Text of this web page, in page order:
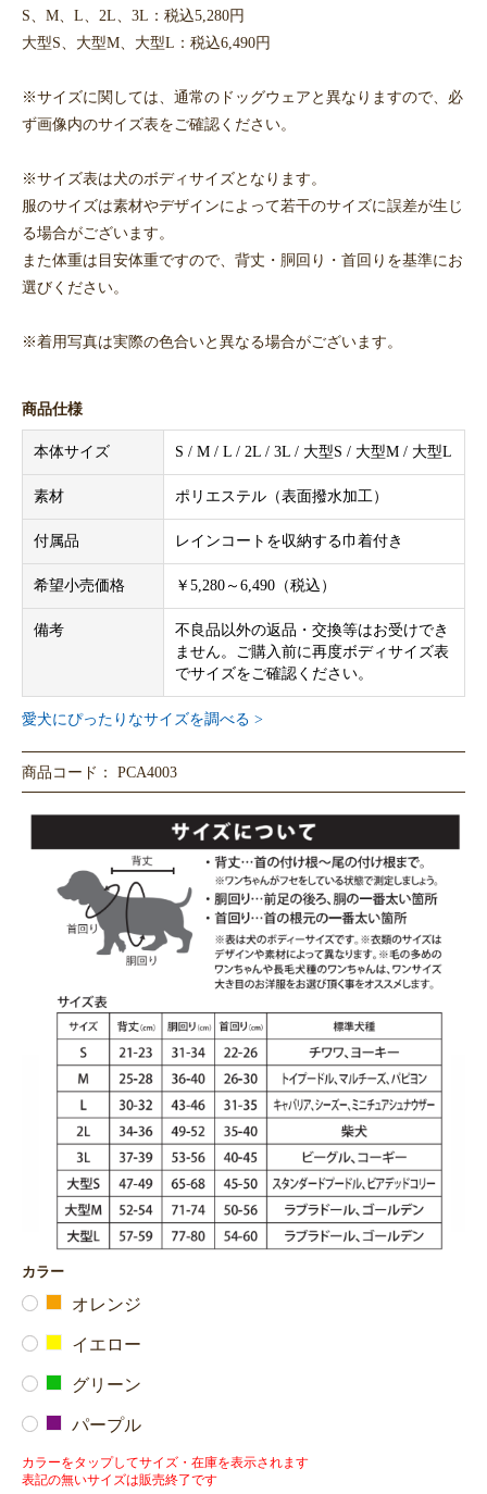
S、M、L、2L、3L：税込5,280円
大型S、大型M、大型L：税込6,490円
※サイズに関しては、通常のドッグウェアと異なりますので、必
ず画像内のサイズ表をご確認ください。
※サイズ表は犬のボディサイズとなります。
服のサイズは素材やデザインによって若干のサイズに誤差が生じ
る場合がございます。
また体重は目安体重ですので、背丈・胴回り・首回りを基準にお
選びください。
※着用写真は実際の色合いと異なる場合がございます。
商品仕様
本体サイズ S / M / L / 2L / 3L / 大型S / 大型M / 大型L
素材 ポリエステル（表面撥水加工）
付属品 レインコートを収納する巾着付き
希望小売価格 ￥5,280～6,490（税込）
備考
不良品以外の返品・交換等はお受けでき
ません。ご購入前に再度ボディサイズ表
でサイズをご確認ください。
愛犬にぴったりなサイズを調べる >
商品コード： PCA4003
カラー
オレンジ
イエロー
グリーン
パープル
カラーをタップしてサイズ・在庫を表示されます
表記の無いサイズは販売終了です